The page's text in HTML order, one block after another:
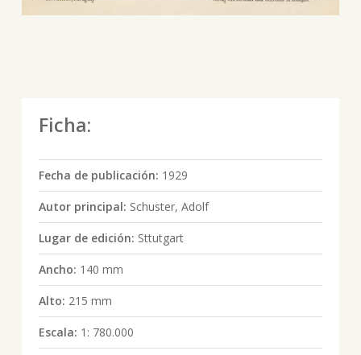
Ficha:
Fecha de publicación: 1929
Autor principal: Schuster, Adolf
Lugar de edición: Sttutgart
Ancho: 140 mm
Alto: 215 mm
Escala: 1: 780.000